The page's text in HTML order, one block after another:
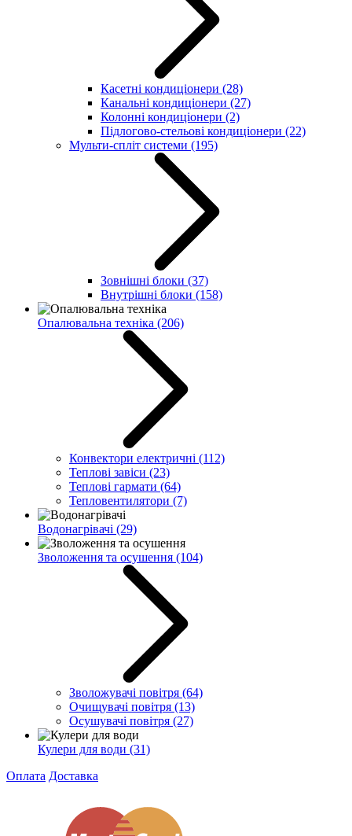
Касетні кондиціонери (28)
Канальні кондиціонери (27)
Колонні кондиціонери (2)
Підлогово-стельові кондиціонери (22)
Мульти-спліт системи (195)
Зовнішні блоки (37)
Внутрішні блоки (158)
Опалювальна техніка (206)
Конвектори електричні (112)
Теплові завіси (23)
Теплові гармати (64)
Тепловентилятори (7)
Водонагрівачі (29)
Зволоження та осушення (104)
Зволожувачі повітря (64)
Очищувачі повітря (13)
Осушувачі повітря (27)
Кулери для води (31)
Оплата Доставка